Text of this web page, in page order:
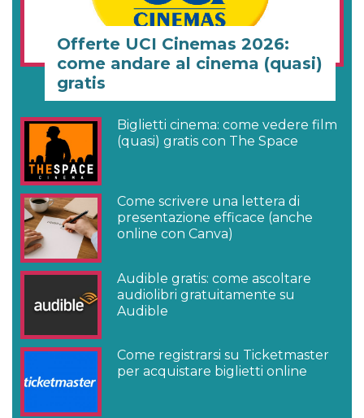
Offerte UCI Cinemas 2026:
come andare al cinema (quasi)
gratis
Biglietti cinema: come vedere film
(quasi) gratis con The Space
Come scrivere una lettera di
presentazione efficace (anche
online con Canva)
Audible gratis: come ascoltare
audiolibri gratuitamente su
Audible
Come registrarsi su Ticketmaster
per acquistare biglietti online